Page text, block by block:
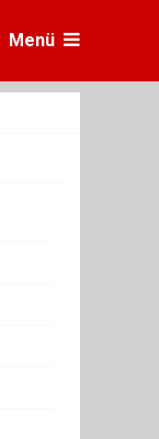
Menü